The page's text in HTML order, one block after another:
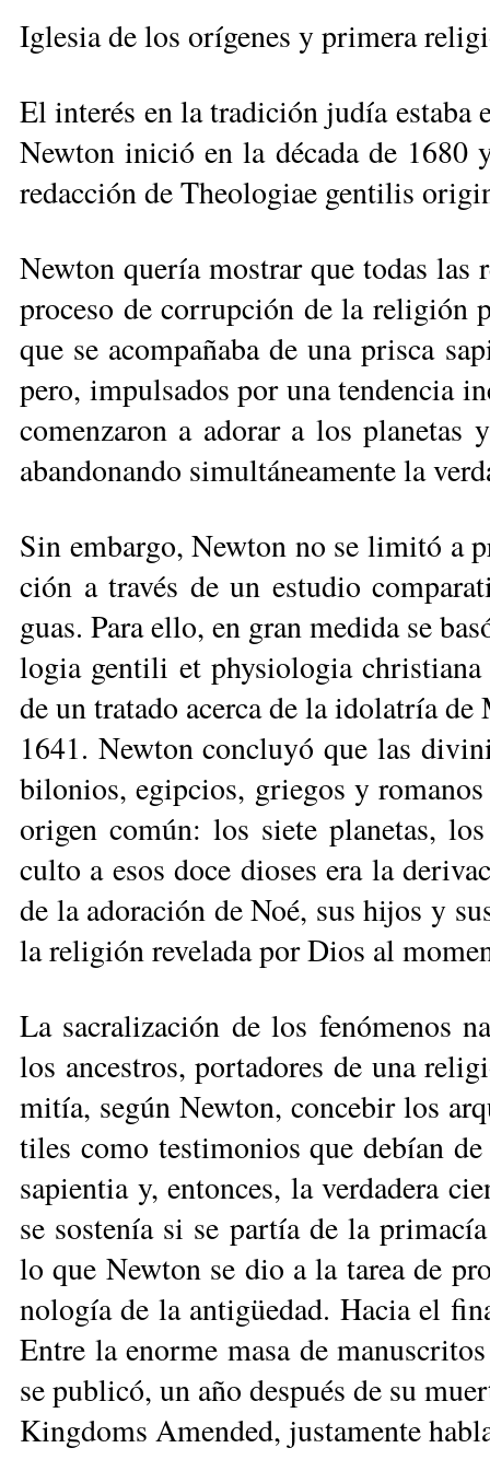
Igle­sia de los orí­ge­nes y pri­me­ra
El in­te­rés en la tra­di­ción ju­día es­ta­ba
New­ton ini­ció en la dé­ca­da de 1680
re­dac­ción de Theo­lo­giae gen­ti­lis
New­ton que­ría mos­trar que to­das las
pro­ce­so de co­rrup­ción de la re­li­gión
que se acom­pa­ña­ba de una pris­ca
pe­ro, im­pul­sa­dos por una ten­den­cia
co­men­za­ron a ado­rar a los
aban­do­nan­do si­mul­tá­nea­men­te la
Sin em­bar­go, New­ton no se li­mi­tó a
ción a tra­vés de un es­tu­dio
guas. Pa­ra ello, en gran me­di­da se
lo­gia gen­ti­li et phy­sio­lo­gia
de un tra­ta­do acer­ca de la ido­la­tría
1641. New­ton con­clu­yó que las
bi­lo­nios, egip­cios, grie­gos y
ori­gen co­mún: los sie­te pla­ne­tas,
cul­to a esos do­ce dio­ses era la
de la ado­ra­ción de Noé, sus hi­jos y
la re­li­gión re­ve­la­da por Dios al
La sa­cra­li­za­ción de los fe­nó­me­nos
los an­ces­tros, por­ta­do­res de una
mi­tía, se­gún New­ton, con­ce­bir los
ti­les co­mo tes­ti­mo­nios que de­bían
sa­pien­tia y, en­ton­ces, la ver­da­de­ra
se sos­te­nía si se par­tía de la
lo que New­ton se dio a la ta­rea de
no­lo­gía de la an­ti­güe­dad. Ha­cia el
En­tre la enor­me ma­sa de
se pu­bli­có, un año des­pués de su
King­doms Amen­ded, jus­ta­men­te